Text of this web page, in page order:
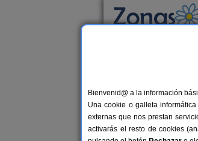
Casas
Bienvenid@ a la información
Una cookie o galleta
externas que nos prestan
activarás el resto de cookies